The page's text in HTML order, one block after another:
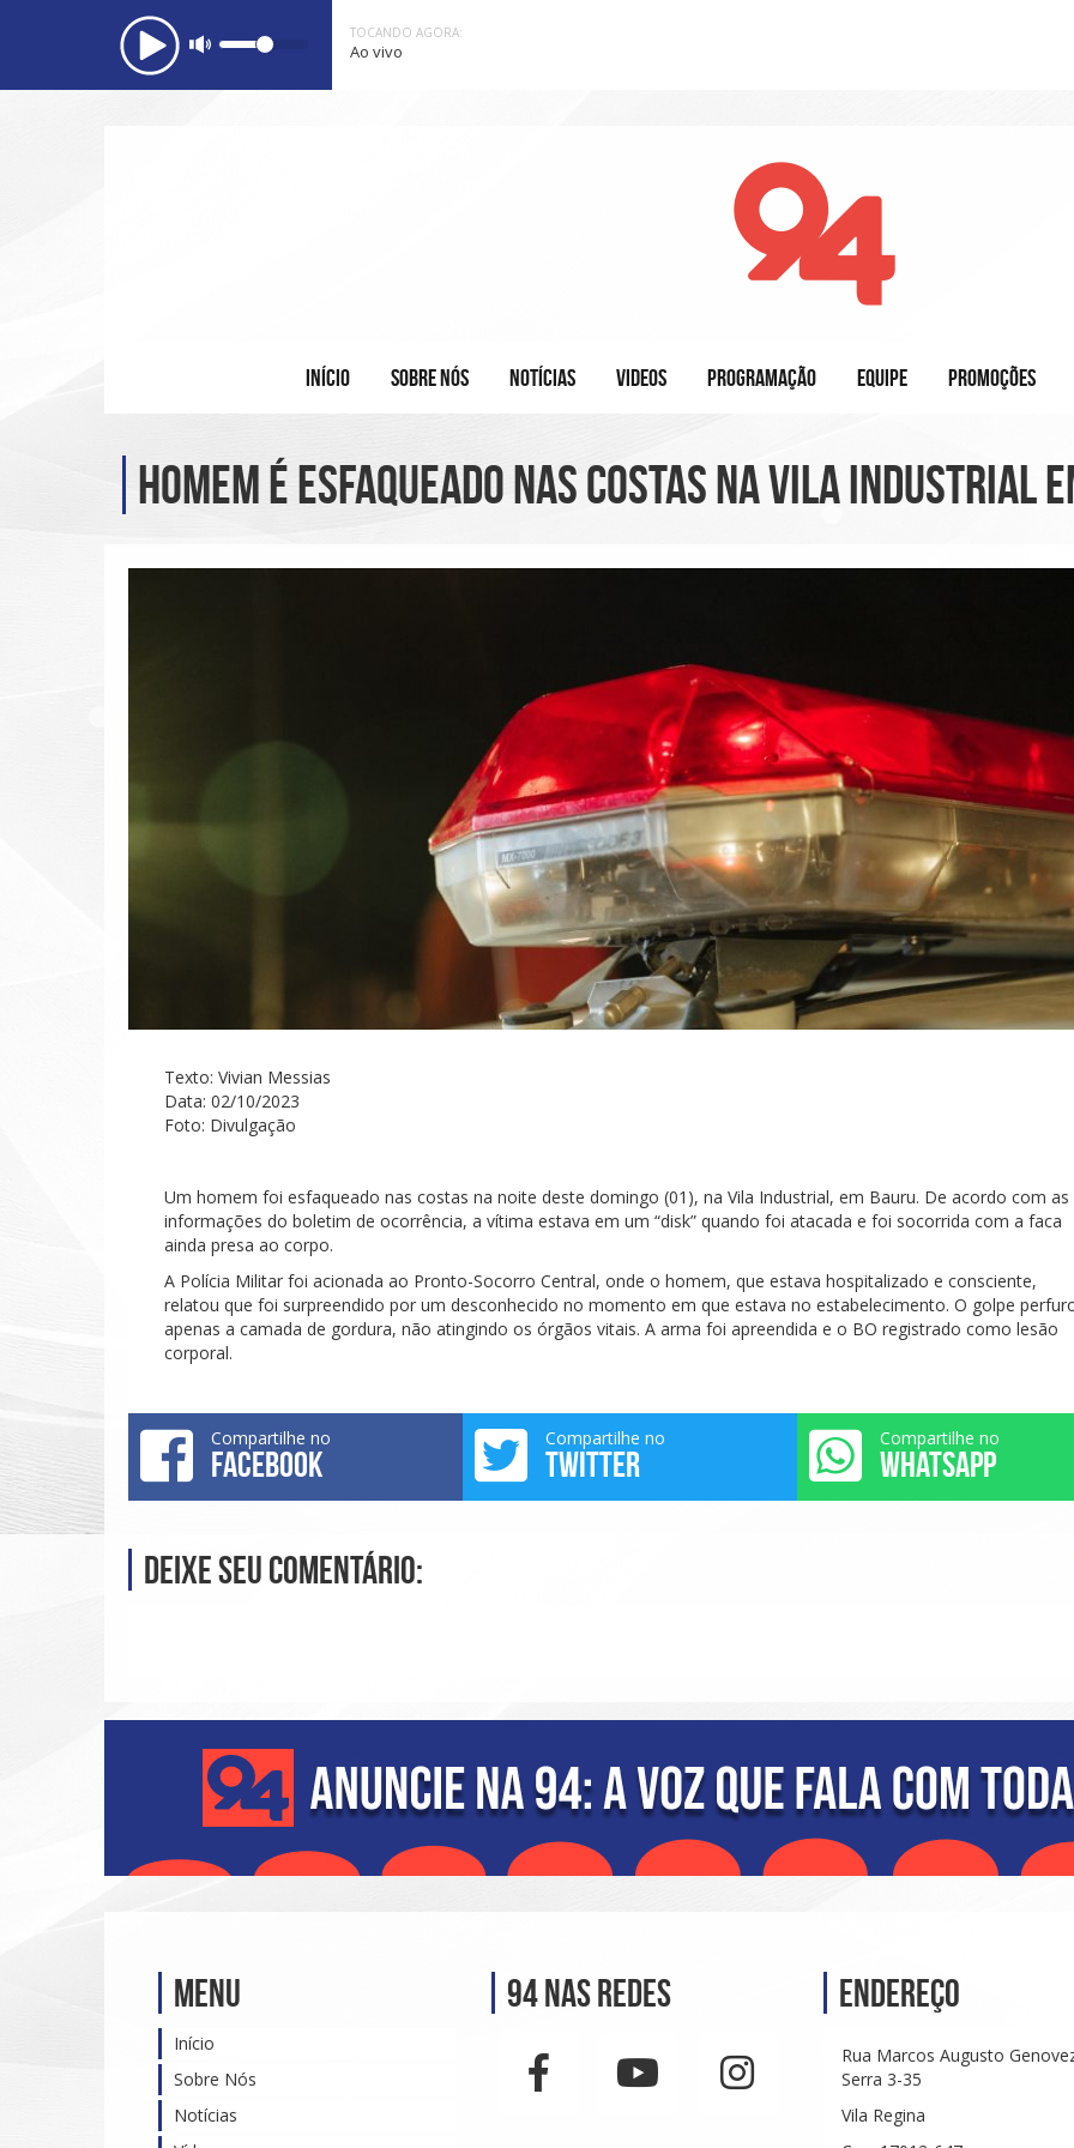
TOCANDO AGORA:
Ao vivo
INÍCIO SOBRE NÓS NOTÍCIAS VIDEOS PROGRAMAÇÃO EQUIPE PROMOÇÕES
Homem é esfaqueado nas costas na Vila Industrial
Texto: Vivian Messias
Data: 02/10/2023
Foto: Divulgação
Um homem foi esfaqueado nas costas na noite deste domingo (01), na Vila Industrial, em Bauru. De acordo com as
informações do boletim de ocorrência, a vítima estava em um “disk” quando foi atacada e foi socorrida com a faca
ainda presa ao corpo.
A Polícia Militar foi acionada ao Pronto-Socorro Central, onde o homem, que estava hospitalizado e consciente,
relatou que foi surpreendido por um desconhecido no momento em que estava no estabelecimento. O golpe
apenas a camada de gordura, não atingindo os órgãos vitais. A arma foi apreendida e o BO registrado como lesão
corporal.
Compartilhe no
FACEBOOK
Compartilhe no
TWITTER
Compartilhe no
WHATSAPP
Deixe seu comentário:
Menu
Início
Sobre Nós
Notícias
94 nas Redes Endereço
Rua Marcos Augusto
Serra 3-35
Vila Regina